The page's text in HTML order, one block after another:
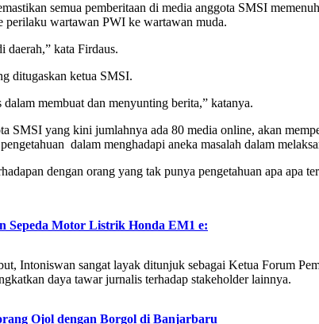
semua pemberitaan di media anggota SMSI
perilaku wartawan PWI ke wartawan muda.
daerah,” kata Firdaus.
ditugaskan ketua SMSI.
membuat dan menyunting berita,” katanya.
SMSI yang kini jumlahnya ada 80 media online, akan
dalam menghadapi aneka masalah dalam
dengan orang yang tak punya pengetahuan apa apa
Sepeda Motor Listrik Honda EM1 e:
Intoniswan sangat layak ditunjuk sebagai Ketua Forum
daya tawar jurnalis terhadap stakeholder lainnya.
Ojol dengan Borgol di Banjarbaru